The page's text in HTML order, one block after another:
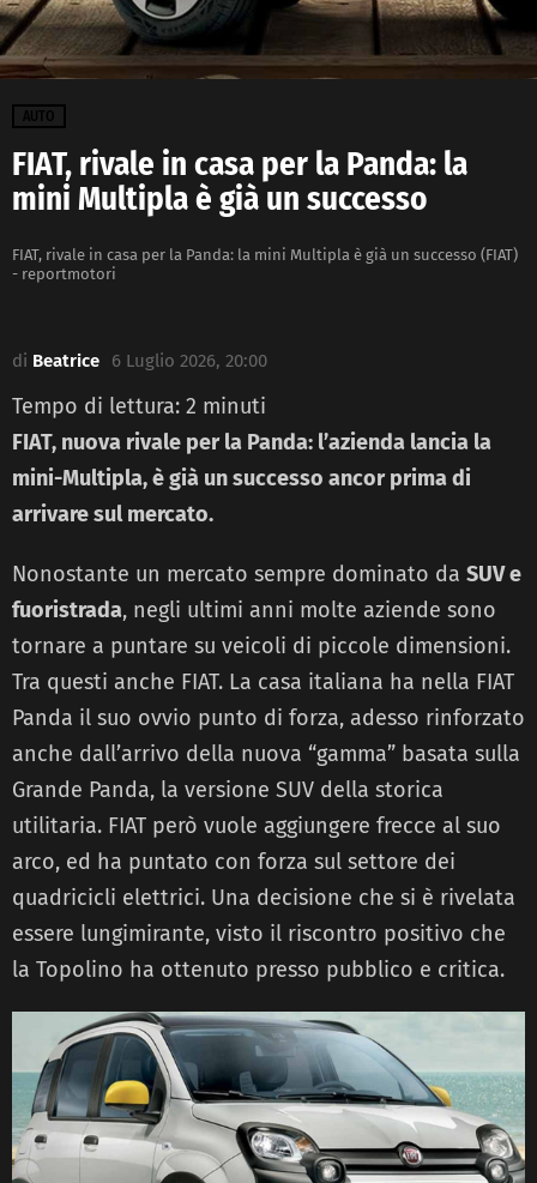
AUTO
FIAT, rivale in casa per la Panda: la
mini Multipla è già un successo
FIAT, rivale in casa per la Panda: la mini Multipla è già un successo (FIAT)
- reportmotori
di Beatrice 6 Luglio 2026, 20:00
Tempo di lettura: 2 minuti
FIAT, nuova rivale per la Panda: l’azienda lancia la
mini-Multipla, è già un successo ancor prima di
arrivare sul mercato.
Nonostante un mercato sempre dominato da SUV e
fuoristrada, negli ultimi anni molte aziende sono
tornare a puntare su veicoli di piccole dimensioni.
Tra questi anche FIAT. La casa italiana ha nella FIAT
Panda il suo ovvio punto di forza, adesso rinforzato
anche dall’arrivo della nuova “gamma” basata sulla
Grande Panda, la versione SUV della storica
utilitaria. FIAT però vuole aggiungere frecce al suo
arco, ed ha puntato con forza sul settore dei
quadricicli elettrici. Una decisione che si è rivelata
essere lungimirante, visto il riscontro positivo che
la Topolino ha ottenuto presso pubblico e critica.